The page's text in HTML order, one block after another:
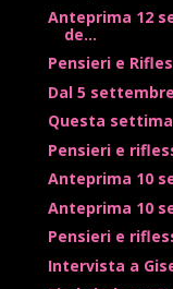
Anteprima 12
de...
Pensieri e
Dal 5
Questa
Pensieri e
Anteprima 10
Anteprima 10
Pensieri e
Intervista a